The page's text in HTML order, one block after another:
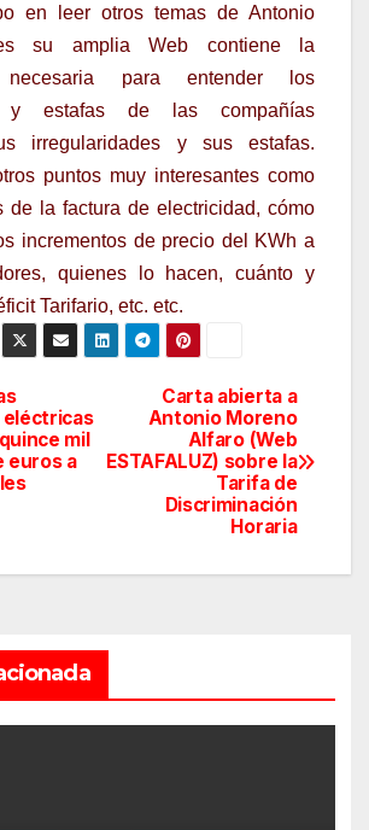
en leer otros temas de Antonio
su amplia Web contiene la
necesaria para entender los
y estafas de las compañías
irregularidades y sus estafas.
puntos muy interesantes como
de la factura de electricidad, cómo
incrementos de precio del KWh a
quienes lo hacen, cuánto y
Tarifario, etc. etc.
Carta abierta a
Antonio Moreno
Alfaro (Web
ESTAFALUZ) sobre la
Tarifa de
Discriminación
Horaria
eléctricas
mil
euros a